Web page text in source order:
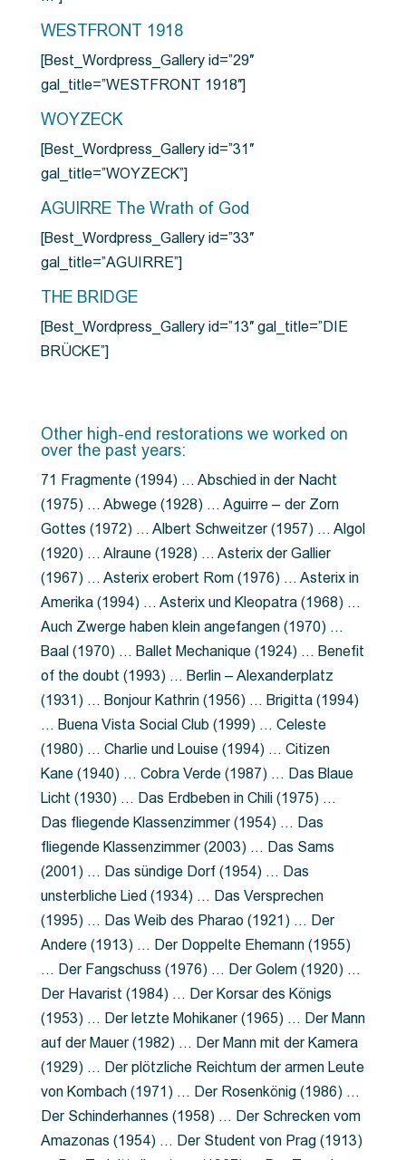
WESTFRONT 1918
[Best_Wordpress_Gallery id=”29″
gal_title=”WESTFRONT 1918″]
WOYZECK
[Best_Wordpress_Gallery id=”31″
gal_title=”WOYZECK”]
AGUIRRE The Wrath of God
[Best_Wordpress_Gallery id=”33″
gal_title=”AGUIRRE”]
THE BRIDGE
[Best_Wordpress_Gallery id=”13″ gal_title=”DIE
BRÜCKE”]
Other high-end restorations we worked on
over the past years:
71 Fragmente (1994) … Abschied in der Nacht
(1975) … Abwege (1928) … Aguirre – der Zorn
Gottes (1972) … Albert Schweitzer (1957) … Algol
(1920) … Alraune (1928) … Asterix der Gallier
(1967) … Asterix erobert Rom (1976) … Asterix in
Amerika (1994) … Asterix und Kleopatra (1968) …
Auch Zwerge haben klein angefangen (1970) …
Baal (1970) … Ballet Mechanique (1924) … Benefit
of the doubt (1993) … Berlin – Alexanderplatz
(1931) … Bonjour Kathrin (1956) … Brigitta (1994)
… Buena Vista Social Club (1999) … Celeste
(1980) … Charlie und Louise (1994) … Citizen
Kane (1940) … Cobra Verde (1987) … Das Blaue
Licht (1930) … Das Erdbeben in Chili (1975) …
Das fliegende Klassenzimmer (1954) … Das
fliegende Klassenzimmer (2003) … Das Sams
(2001) … Das sündige Dorf (1954) … Das
unsterbliche Lied (1934) … Das Versprechen
(1995) … Das Weib des Pharao (1921) … Der
Andere (1913) … Der Doppelte Ehemann (1955)
… Der Fangschuss (1976) … Der Golem (1920) …
Der Havarist (1984) … Der Korsar des Königs
(1953) … Der letzte Mohikaner (1965) … Der Mann
auf der Mauer (1982) … Der Mann mit der Kamera
(1929) … Der plötzliche Reichtum der armen Leute
von Kombach (1971) … Der Rosenkönig (1986) …
Der Schinderhannes (1958) … Der Schrecken vom
Amazonas (1954) … Der Student von Prag (1913)